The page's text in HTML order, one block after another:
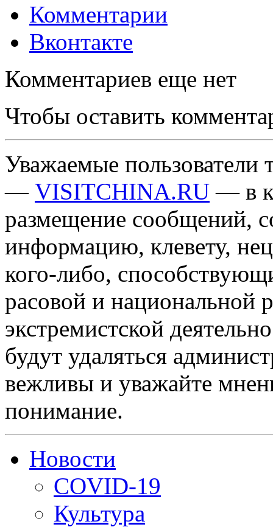
Комментарии
Вконтакте
Комментариев еще нет
Чтобы оставить
Уважаемые пользователи
— VISITCHINA.RU — в
размещение сообщений,
информацию, клевету,
кого-либо,
расовой и национальной
экстремистской
будут удаляться
вежливы и уважайте
понимание.
Новости
COVID-19
Культура